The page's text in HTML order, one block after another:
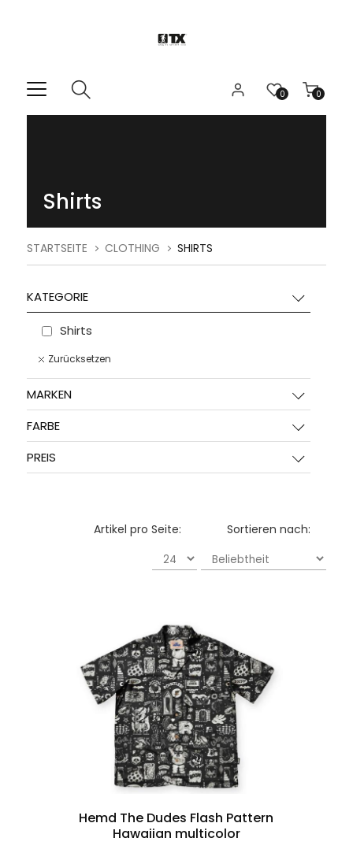
0
0
Shirts
STARTSEITE CLOTHING SHIRTS
KATEGORIE
Shirts
Zurücksetzen
MARKEN
FARBE
PREIS
Sortieren nach:
Artikel pro Seite:
Hemd The Dudes Flash Pattern
Hawaiian multicolor